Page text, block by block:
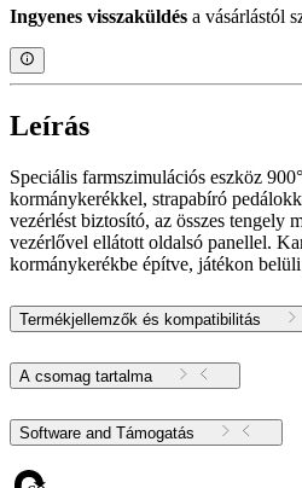
Ingyenes visszaküldés a vásárlástól
Leírás
Speciális farmszimulációs eszköz
kormánykerékkel, strapabíró
vezérlést biztosító, az összes tengely
vezérlővel ellátott oldalsó panellel.
kormánykerékbe építve, játékon
Termékjellemzők és kompatibilitás
A csomag tartalma
Software and Támogatás